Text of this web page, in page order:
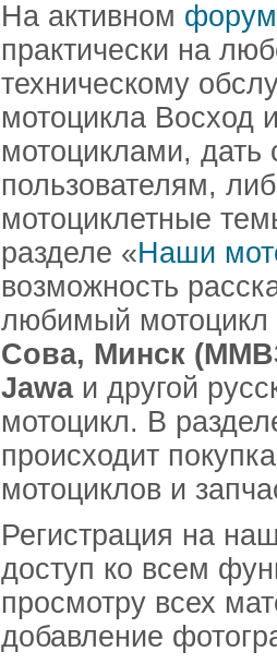
На активном
практически на
техническому
мотоцикла Восход
мотоциклами, дать
пользователям,
мотоциклетные
разделе «Наши
возможность
любимый мотоцикл
Сова, Минск
Jawaи другой
мотоцикл. В
происходит
мотоциклов и
Регистрация на
доступ ко всем
просмотру всех
добавление